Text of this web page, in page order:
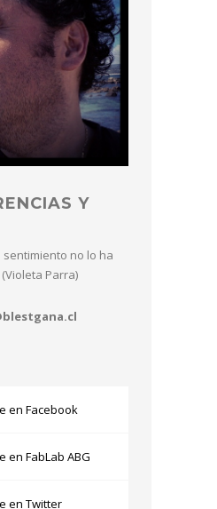
Y
no lo ha
Parra)
en Facebook
en FabLab ABG
en Twitter